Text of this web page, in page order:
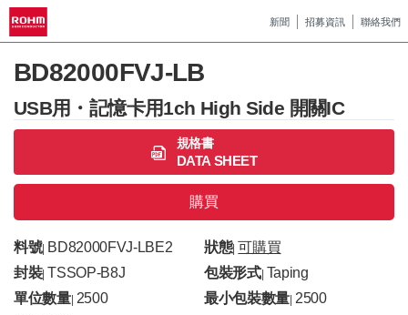
新聞 招募資訊 聯絡我們
BD82000FVJ-LB
USB用・記憶卡用1ch High Side 開關IC
規格書
DATA SHEET
購買
料號| BD82000FVJ-LBE2 狀態| 可購買
封裝| TSSOP-B8J 包裝形式| Taping
單位數量| 2500 最小包裝數量 |2500